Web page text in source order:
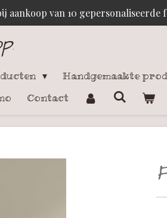
aankoop van 10 gepersonaliseerde
.
Handgemaakte
Contact